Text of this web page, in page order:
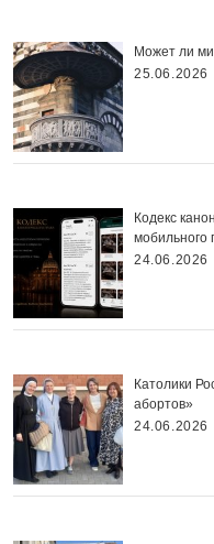
Может ли
25.06.2026
Кодекс
мобильного
24.06.2026
Католики
абортов»
24.06.2026